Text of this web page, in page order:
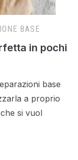
BASE
in pochi
base
a proprio
si vuol